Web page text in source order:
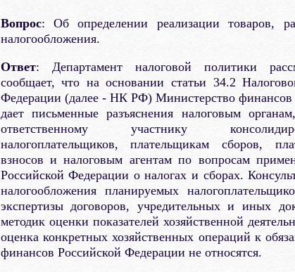
Вопрос: Об определении реализации товаров,
налогообложения.
Ответ: Департамент налоговой политики
сообщает, что на основании статьи 34.2
Федерации (далее - НК РФ) Министерство финансов
дает письменные разъяснения налоговым
ответственному участнику
налогоплательщиков, плательщикам сборов,
взносов и налоговым агентам по вопросам
Российской Федерации о налогах и сборах.
налогообложения планируемых
экспертизы договоров, учредительных и иных
методик оценки показателей хозяйственной
оценка конкретных хозяйственных операций к
финансов Российской Федерации не относятся.